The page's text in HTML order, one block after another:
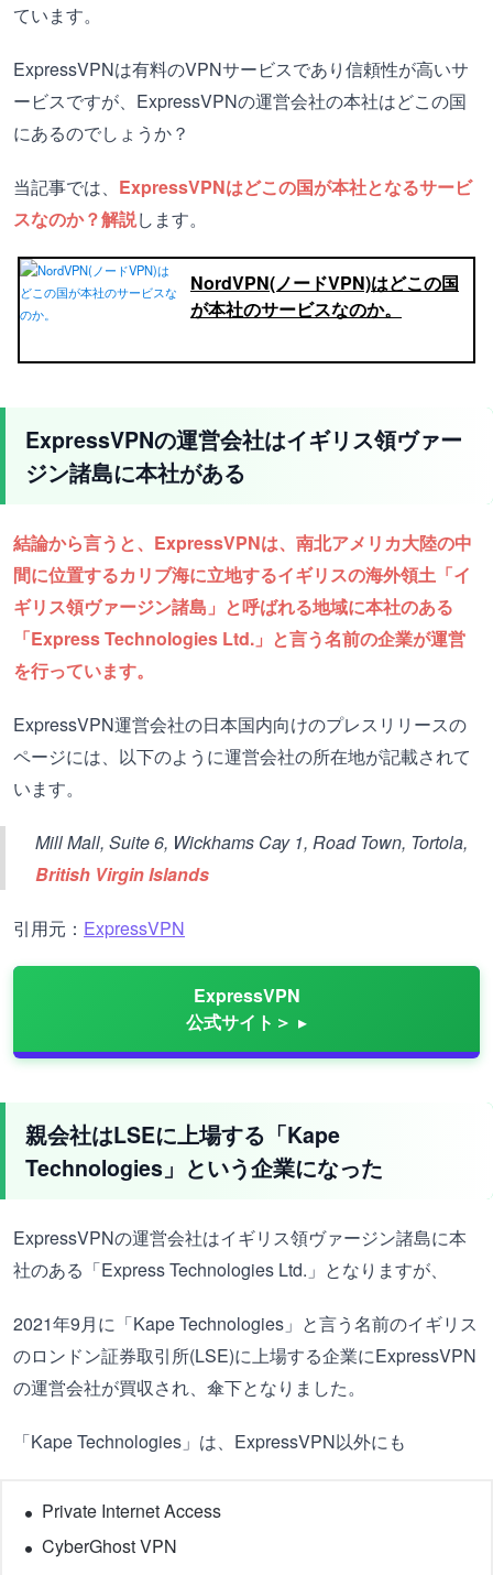
ています。
ExpressVPNは有料のVPNサービスであり信頼性が高いサ
ービスですが、ExpressVPNの運営会社の本社はどこの国
にあるのでしょうか？
当記事では、 ExpressVPNはどこの国が本社となるサービ
スなのか？解説します。
NordVPN(ノードVPN)はどこの国
が本社のサービスなのか。
ExpressVPNの運営会社はイギリス領ヴァー
ジン諸島に本社がある
結論から言うと、ExpressVPNは、南北アメリカ大陸の中
間に位置するカリブ海に立地するイギリスの海外領土「イ
ギリス領ヴァージン諸島」と呼ばれる地域に本社のある
「Express Technologies Ltd.」と言う名前の企業が運営
を行っています。
ExpressVPN運営会社の日本国内向けのプレスリリースの
ページには、以下のように運営会社の所在地が記載されて
います。
Mill Mall, Suite 6, Wickhams Cay 1, Road Town, Tortola,
British Virgin Islands
引用元： ExpressVPN
ExpressVPN
公式サイト＞
親会社はLSEに上場する「Kape
Technologies」という企業になった
ExpressVPNの運営会社はイギリス領ヴァージン諸島に本
社のある「Express Technologies Ltd.」となりますが、
2021年9月に「Kape Technologies」と言う名前のイギリス
のロンドン証券取引所(LSE)に上場する企業にExpressVPN
の運営会社が買収され、傘下となりました。
「Kape Technologies」は、ExpressVPN以外にも
Private Internet Access
CyberGhost VPN